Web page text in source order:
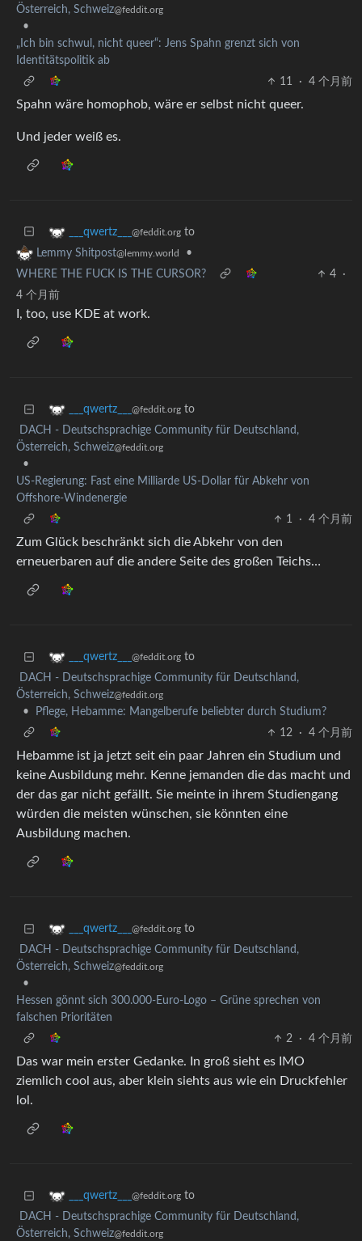
Österreich, Schweiz@feddit.org
•
„Ich bin schwul, nicht queer“: Jens Spahn grenzt sich von
Identitätspolitik ab
11
· 4 个月前
Spahn wäre homophob, wäre er selbst nicht queer.
Und jeder weiß es.
___qwertz___ @feddit.org to
Lemmy Shitpost@lemmy.world
•
WHERE THE FUCK IS THE CURSOR?
4
·
4 个月前
I, too, use KDE at work.
___qwertz___ @feddit.org to
DACH - Deutschsprachige Community für Deutschland,
Österreich, Schweiz@feddit.org
•
US-Regierung: Fast eine Milliarde US-Dollar für Abkehr von
Offshore-Windenergie
1
· 4 个月前
Zum Glück beschränkt sich die Abkehr von den
erneuerbaren auf die andere Seite des großen Teichs…
___qwertz___ @feddit.org to
DACH - Deutschsprachige Community für Deutschland,
Österreich, Schweiz@feddit.org
•
Pflege, Hebamme: Mangelberufe beliebter durch Studium?
12
· 4 个月前
Hebamme ist ja jetzt seit ein paar Jahren ein Studium und
keine Ausbildung mehr. Kenne jemanden die das macht und
der das gar nicht gefällt. Sie meinte in ihrem Studiengang
würden die meisten wünschen, sie könnten eine
Ausbildung machen.
___qwertz___ @feddit.org to
DACH - Deutschsprachige Community für Deutschland,
Österreich, Schweiz@feddit.org
•
Hessen gönnt sich 300.000‑Euro‑Logo – Grüne sprechen von
falschen Prioritäten
2
· 4 个月前
Das war mein erster Gedanke. In groß sieht es IMO
ziemlich cool aus, aber klein siehts aus wie ein Druckfehler
lol.
___qwertz___ @feddit.org to
DACH - Deutschsprachige Community für Deutschland,
Österreich, Schweiz@feddit.org